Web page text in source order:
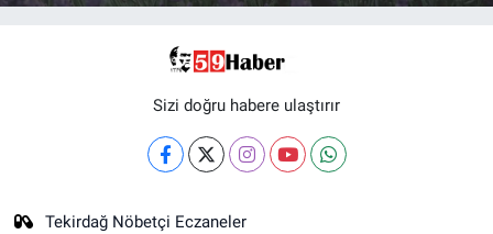
Sizi doğru habere ulaştırır
Tekirdağ Nöbetçi Eczaneler